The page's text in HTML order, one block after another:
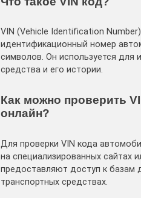
VIN (Vehicle Identification
идентификационный номер
символов. Он используется для
средства и его истории.
Как можно проверить
онлайн?
Для проверки VIN кода
на специализированных сайтах
предоставляют доступ к базам
транспортных средствах.